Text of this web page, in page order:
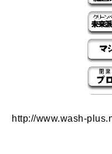
http://www.wash-